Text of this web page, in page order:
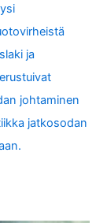
ja
johtaminen
jatkosodan